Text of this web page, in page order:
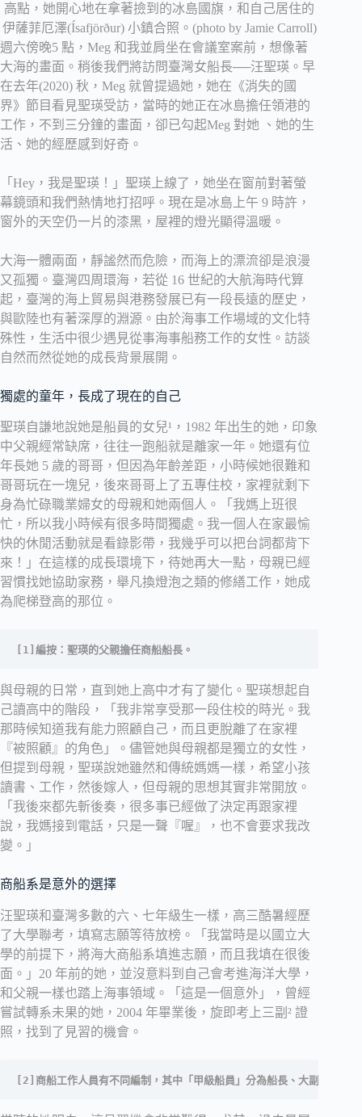
高點，她開心地在拿著撿到的冰島國旗，和自己居住的
伊薩菲厄澤(Ísafjörður) 小鎮合照。(photo by Jamie Carroll)
週六傍晚5 點，Meg 和我並肩坐在會議室案前，想像著
大海的畫面。稍後我們將訪問臺灣女船長──汪聖瑛。早
在去年(2020) 秋，Meg 就曾提過她，她在《消失的國
界》節目看見聖瑛受訪，當時的她正在冰島擔任領港的
工作，不到三分鐘的畫面，卻已勾起Meg 對她 、她的生
活、她的經歷感到好奇。
「Hey，我是聖瑛！」聖瑛上線了，她坐在窗前對著螢
幕鏡頭和我們熱情地打招呼。現在是冰島上午 9 時許，
窗外的天空仍一片的漆黑，屋裡的燈光顯得溫暖。
大海一體兩面，靜謐然而危險，而海上的漂流卻是浪漫
又孤獨。臺灣四周環海，若從 16 世紀的大航海時代算
起，臺灣的海上貿易與港務發展已有一段長遠的歷史，
與歐陸也有著深厚的淵源。由於海事工作場域的文化特
殊性，生活中很少遇見從事海事船務工作的女性。訪談
自然而然從她的成長背景展開。
獨處的童年，長成了現在的自己
聖瑛自謙地說她是船員的女兒¹，1982 年出生的她，印象
中父親經常缺席，往往一跑船就是離家一年。她還有位
年長她 5 歲的哥哥，但因為年齡差距，小時候她很難和
哥哥玩在一塊兒，後來哥哥上了五專住校，家裡就剩下
身為忙碌職業婦女的母親和她兩個人。「我媽上班很
忙，所以我小時候有很多時間獨處。我一個人在家最愉
快的休閒活動就是看錄影帶，我幾乎可以把台詞都背下
來！」在這樣的成長環境下，待她再大一點，母親已經
習慣找她協助家務，舉凡換燈泡之類的修繕工作，她成
為爬梯登高的那位。
[1]編按：聖瑛的父親擔任商船船長。
與母親的日常，直到她上高中才有了變化。聖瑛想起自
己讀高中的階段，「我非常享受那一段住校的時光。我
那時候知道我有能力照顧自己，而且更脫離了在家裡
『被照顧』的角色」。儘管她與母親都是獨立的女性，
但提到母親，聖瑛說她雖然和傳統媽媽一樣，希望小孩
讀書、工作，然後嫁人，但母親的思想其實非常開放。
「我後來都先斬後奏，很多事已經做了決定再跟家裡
說，我媽接到電話，只是一聲『喔』，也不會要求我改
變。」
商船系是意外的選擇
汪聖瑛和臺灣多數的六、七年級生一樣，高三酷暑經歷
了大學聯考，填寫志願等待放榜。「我當時是以國立大
學的前提下，將海大商船系填進志願，而且我填在很後
面。」20 年前的她，並沒意料到自己會考進海洋大學，
和父親一樣也踏上海事領域。「這是一個意外」，曾經
嘗試轉系未果的她，2004 年畢業後，旋即考上三副² 證
照，找到了見習的機會。
[2]商船工作人員有不同編制，其中「甲級船員」分為船長、大副、二副